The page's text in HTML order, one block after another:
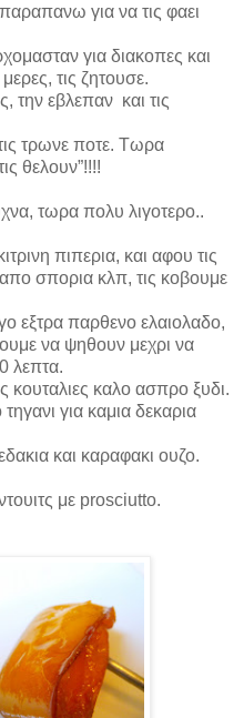
για να τις φαει
για διακοπες και
τις ζητουσε.
την εβλεπαν και τις
τρωνε ποτε. Τωρα
θελουν”!!!!
τωρα πολυ λιγοτερο..
πιπερια, και αφου τις
σπορια κλπ, τις κοβουμε
εξτρα παρθενο ελαιολαδο,
να ψηθουν μεχρι να
λεπτα.
κουταλιες καλο ασπρο ξυδι.
για καμια δεκαρια
και καραφακι ουζο.
με prosciutto.